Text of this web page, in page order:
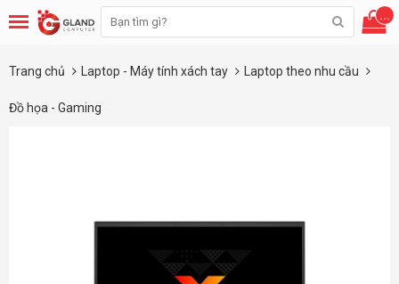
...
Trang chủ Laptop - Máy tính xách tay Laptop theo nhu cầu
Đồ họa - Gaming